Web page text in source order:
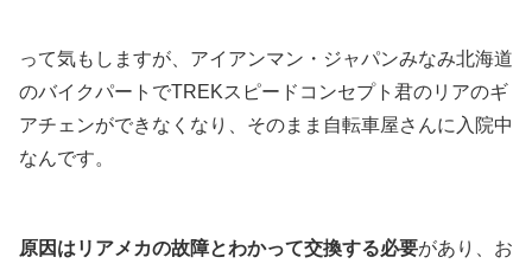
って気もしますが、アイアンマン・ジャパンみなみ北海道
のバイクパートでTREKスピードコンセプト君のリアのギ
アチェンができなくなり、そのまま自転車屋さんに入院中
なんです。
原因はリアメカの故障とわかって交換する必要があり、お